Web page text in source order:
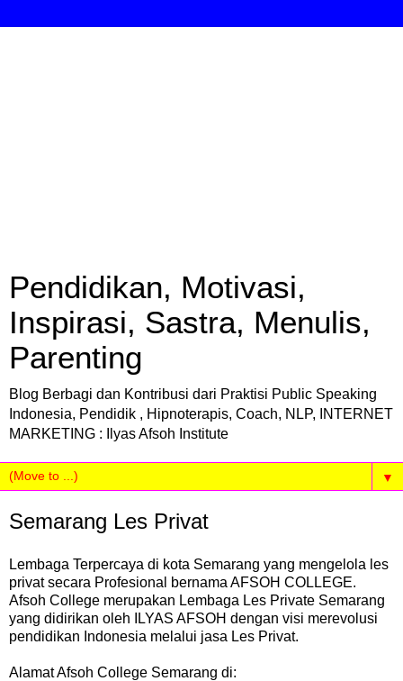
Pendidikan, Motivasi,
Inspirasi, Sastra, Menulis,
Parenting
Blog Berbagi dan Kontribusi dari Praktisi Public Speaking
Indonesia, Pendidik , Hipnoterapis, Coach, NLP, INTERNET
MARKETING : Ilyas Afsoh Institute
▼
Semarang Les Privat
Lembaga Terpercaya di kota Semarang yang mengelola les
privat secara Profesional bernama AFSOH COLLEGE.
Afsoh College merupakan Lembaga Les Private Semarang
yang didirikan oleh ILYAS AFSOH dengan visi merevolusi
pendidikan Indonesia melalui jasa Les Privat.
Alamat Afsoh College Semarang di: